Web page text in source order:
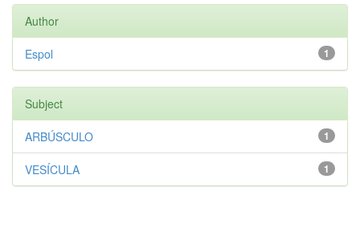
Author
1
Espol
Subject
1
ARBÚSCULO
1
VESÍCULA